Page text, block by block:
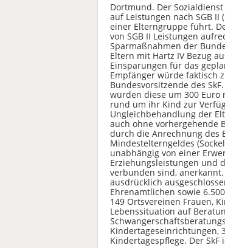
Dortmund. Der
auf Leistungen nach SGB
einer Elterngruppe führt.
von SGB II Leistungen
Sparmaßnahmen der
Eltern mit Hartz IV Bezug
Einsparungen für das
Empfänger würde faktisch
Bundesvorsitzende des
würden diese um 300
rund um ihr Kind zur
Ungleichbehandlung der
auch ohne vorhergehende
durch die Anrechnung des
Mindestelterngeldes
unabhängig von einer
Erziehungsleistungen und
verbunden sind,
ausdrücklich
Ehrenamtlichen sowie
149 Ortsvereinen Frauen,
Lebenssituation auf
Kindertageseinrichtungen,
Kindertagespflege. Der